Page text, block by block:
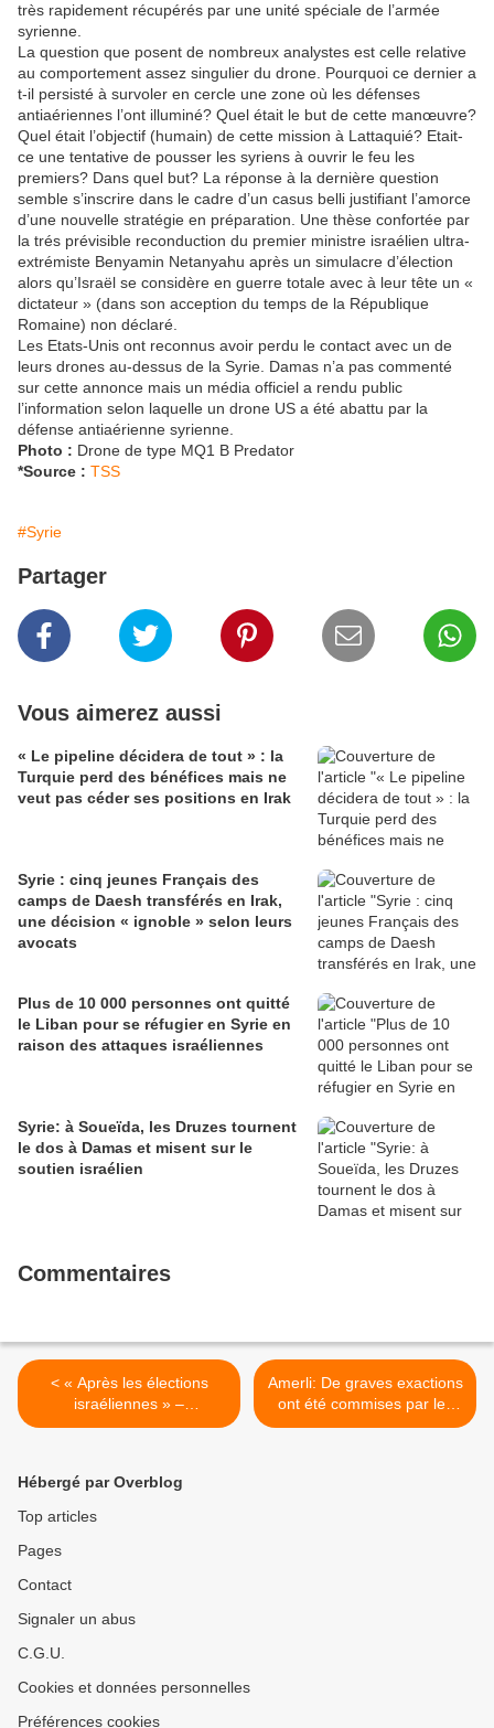
très rapidement récupérés par une unité spéciale de l’armée
syrienne.
La question que posent de nombreux analystes est celle relative
au comportement assez singulier du drone. Pourquoi ce dernier a
t-il persisté à survoler en cercle une zone où les défenses
antiaériennes l’ont illuminé? Quel était le but de cette manœuvre?
Quel était l’objectif (humain) de cette mission à Lattaquié? Etait-
ce une tentative de pousser les syriens à ouvrir le feu les
premiers? Dans quel but? La réponse à la dernière question
semble s’inscrire dans le cadre d’un casus belli justifiant l’amorce
d’une nouvelle stratégie en préparation. Une thèse confortée par
la trés prévisible reconduction du premier ministre israélien ultra-
extrémiste Benyamin Netanyahu après un simulacre d’élection
alors qu’Israël se considère en guerre totale avec à leur tête un «
dictateur » (dans son acception du temps de la République
Romaine) non déclaré.
Les Etats-Unis ont reconnus avoir perdu le contact avec un de
leurs drones au-dessus de la Syrie. Damas n’a pas commenté
sur cette annonce mais un média officiel a rendu public
l’information selon laquelle un drone US a été abattu par la
défense antiaérienne syrienne.
Photo : Drone de type MQ1 B Predator
*Source : TSS
#Syrie
Partager
Vous aimerez aussi
« Le pipeline décidera de tout » : la
Turquie perd des bénéfices mais ne
veut pas céder ses positions en Irak
Syrie : cinq jeunes Français des
camps de Daesh transférés en Irak,
une décision « ignoble » selon leurs
avocats
Plus de 10 000 personnes ont quitté
le Liban pour se réfugier en Syrie en
raison des attaques israéliennes
Syrie: à Soueïda, les Druzes tournent
le dos à Damas et misent sur le
soutien israélien
Commentaires
< « Après les élections
israéliennes » –
Commentaires et analyses
Amerli: De graves exactions
ont été commises par les
milices chiites au cours de
Hébergé par Overblog
Top articles
Pages
Contact
Signaler un abus
C.G.U.
Cookies et données personnelles
Préférences cookies